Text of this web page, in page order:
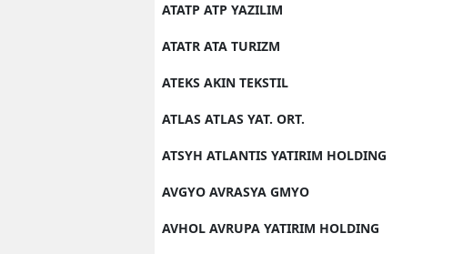
ATATP ATP YAZILIM
ATATR ATA TURIZM
ATEKS AKIN TEKSTIL
ATLAS ATLAS YAT. ORT.
ATSYH ATLANTIS YATIRIM HOLDING
AVGYO AVRASYA GMYO
AVHOL AVRUPA YATIRIM HOLDING